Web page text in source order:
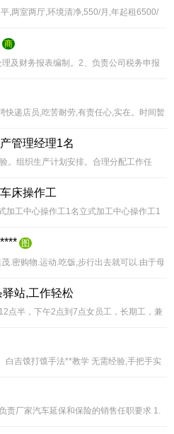
,两室两厅,环境清净,550/月,年起租6500/
商
及财务报表编制。2、负责公司税务申报
制与执行监控。岗
快递店员,吃苦耐劳,有责任心,实在。时间暂
管理经理1名
。组织生产计划安排。合理分配工作任
床操作工
加工中心操作工1名立式加工中心操作工1
电话
图
.密购物.运动.吃饭,步行出去就可以.由于母
站,工作轻松
点半，下午2点到7点女员工，长期工，兼
白吉馍打馍手法**教学 无需经验,手把手实
责厂家汽车延保和保险的销售任职要求 1.